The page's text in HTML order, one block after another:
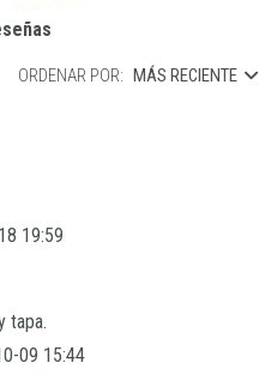
ORDENAR POR: MÁS RECIENTE
19:59
tapa.
09 15:44